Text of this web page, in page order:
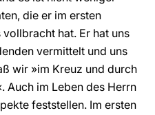
die er im ersten
hat. Er hat uns
vermittelt und uns
wir »im Kreuz und durch
Auch im Leben des Herrn
feststellen. Im ersten